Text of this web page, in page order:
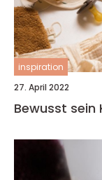
inspiration
27. April 2022
Bewusst sein